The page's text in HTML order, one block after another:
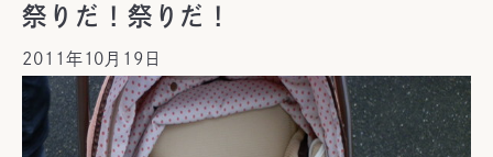
祭りだ！祭りだ！
2011年10月19日